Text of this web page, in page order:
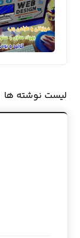
لیست نوشته ها